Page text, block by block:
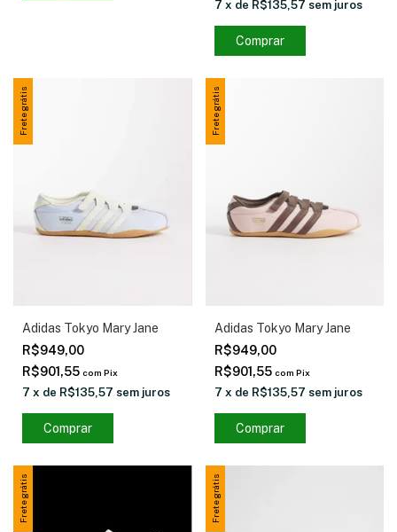
7 x de R$135,57 sem juros
Comprar
Frete grátis
Adidas Tokyo Mary Jane
R$949,00
R$901,55 com Pix
7 x de R$135,57 sem juros
Comprar
Frete grátis
Adidas Tokyo Mary Jane
R$949,00
R$901,55 com Pix
7 x de R$135,57 sem juros
Comprar
Frete grátis Frete grátis